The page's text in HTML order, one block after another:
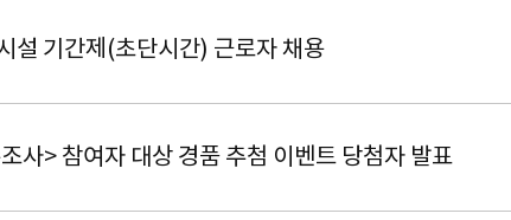
설 기간제(초단시간) 근로자 채용
사> 참여자 대상 경품 추첨 이벤트 당첨자 발표